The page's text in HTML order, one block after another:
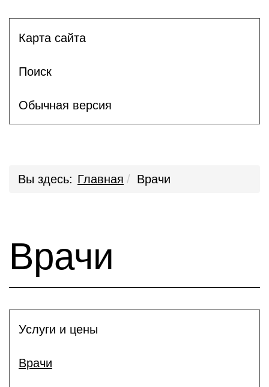
Карта сайта
Поиск
Обычная версия
Вы здесь: Главная Врачи
Врачи
Услуги и цены
Врачи